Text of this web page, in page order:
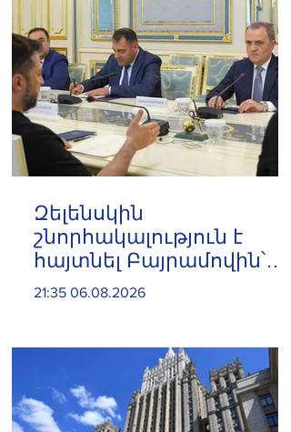
Զելենսկին
շնորհակալություն է
հայտնել Բայրամովին՝
Ադրբեջանի էներգետիկ
նաև կառուցողական
երկխոսության համար
21:35 06.08.2026